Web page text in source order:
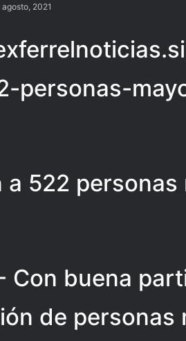
agosto, 2021
personas-
a 522
Con buena
de personas